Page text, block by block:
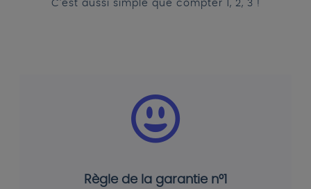
C'est aussi simple que compter 1, 2, 3 !
Règle de la garantie n°1